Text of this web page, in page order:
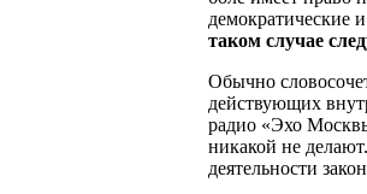
демократические
таком случае
Обычно
действующих
радио «Эхо
никакой не
деятельности